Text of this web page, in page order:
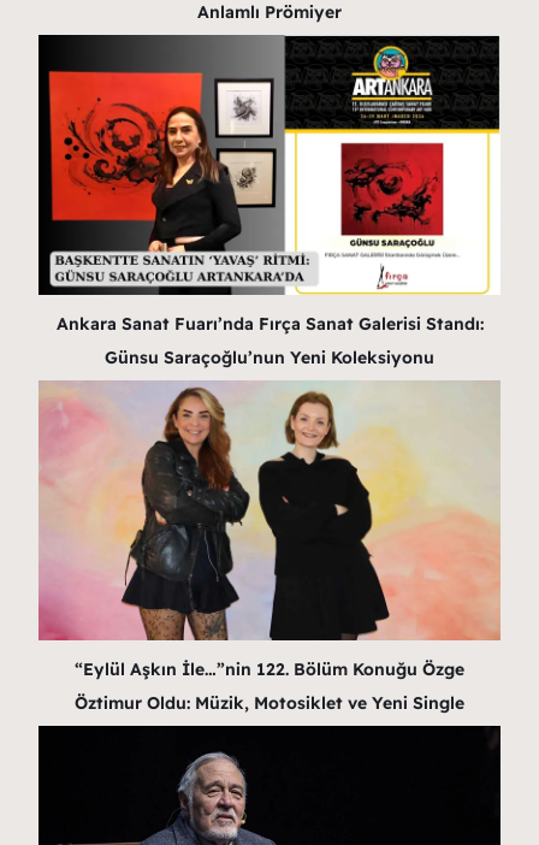
Anlamlı Prömiyer
Ankara Sanat Fuarı’nda Fırça Sanat Galerisi Standı:
Günsu Saraçoğlu’nun Yeni Koleksiyonu
“Eylül Aşkın İle…”nin 122. Bölüm Konuğu Özge
Öztimur Oldu: Müzik, Motosiklet ve Yeni Single